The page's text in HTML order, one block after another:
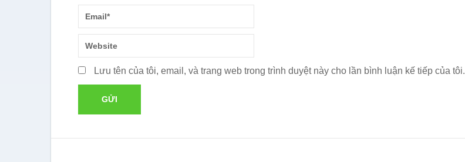
Lưu tên của tôi, email, và trang web trong trình duyệt này cho lần bình luận kế tiếp của tôi.